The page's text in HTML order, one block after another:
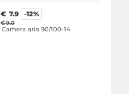
€ 7.9 -12%
€ 9.0
Camera aria 90/100-14